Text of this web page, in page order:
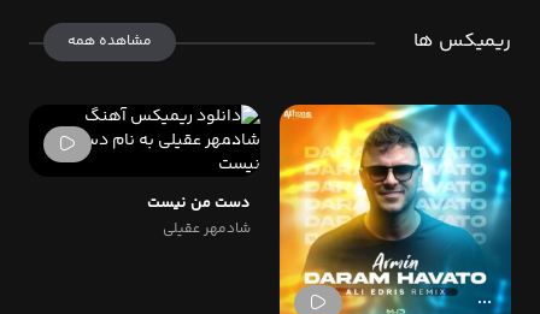
ریمیکس ها مشاهده همه
دست من نیست
شادمهر عقیلی